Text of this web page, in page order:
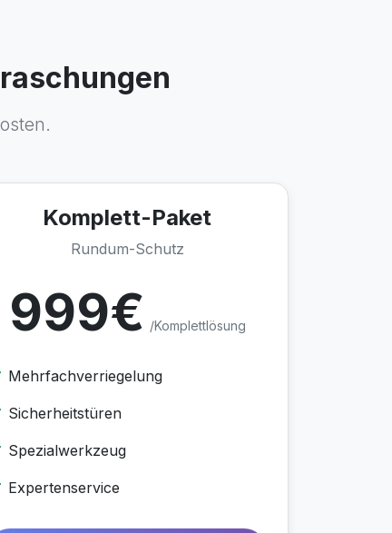
Komplett-Paket
Rundum-Schutz
999€ /Komplettlösung
Mehrfachverriegelung
Sicherheitstüren
Spezialwerkzeug
Expertenservice